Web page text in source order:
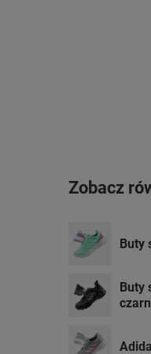
Zobacz
Buty
Buty